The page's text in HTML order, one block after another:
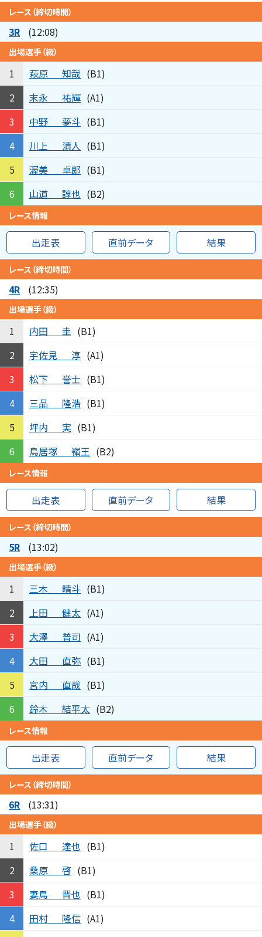
レース（締切時間）
3R (12:08)
出場選手（級）
1 萩原 知哉 (B1)
2
末永 祐輝 (A1)
3
中野 夢斗 (B1)
4
川上 清人 (B1)
5
渥美 卓郎 (B1)
6
山道 諄也 (B2)
レース情報
出走表 直前データ 結果
レース（締切時間）
4R (12:35)
出場選手（級）
1 内田 圭 (B1)
2
宇佐見 淳 (A1)
3
松下 誉士 (B1)
4
三品 隆浩 (B1)
5
坪内 実 (B1)
6
鳥居塚 嶺王 (B2)
レース情報
出走表 直前データ 結果
レース（締切時間）
5R (13:02)
出場選手（級）
1 三木 晴斗 (B1)
2
上田 健太 (A1)
3
大澤 普司 (A1)
4
大田 直弥 (B1)
5
宮内 直哉 (B1)
6
鈴木 結平太 (B2)
レース情報
出走表 直前データ 結果
レース（締切時間）
6R (13:31)
出場選手（級）
1 佐口 達也 (B1)
2
桑原 啓 (B1)
3
妻鳥 晋也 (B1)
4
田村 隆信 (A1)